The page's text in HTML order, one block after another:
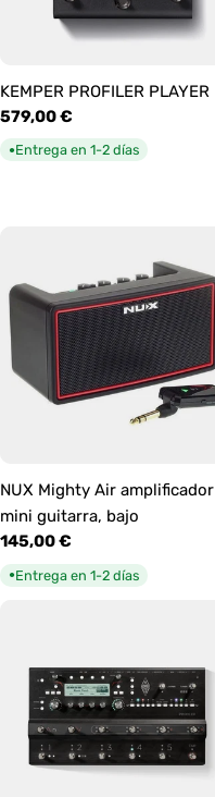
KEMPER PROFILER PLAYER
Precio
habitual
579,00 €
●Entrega en 1-2 días
NUX Mighty Air amplificador
mini guitarra, bajo
Precio
habitual
145,00 €
●Entrega en 1-2 días